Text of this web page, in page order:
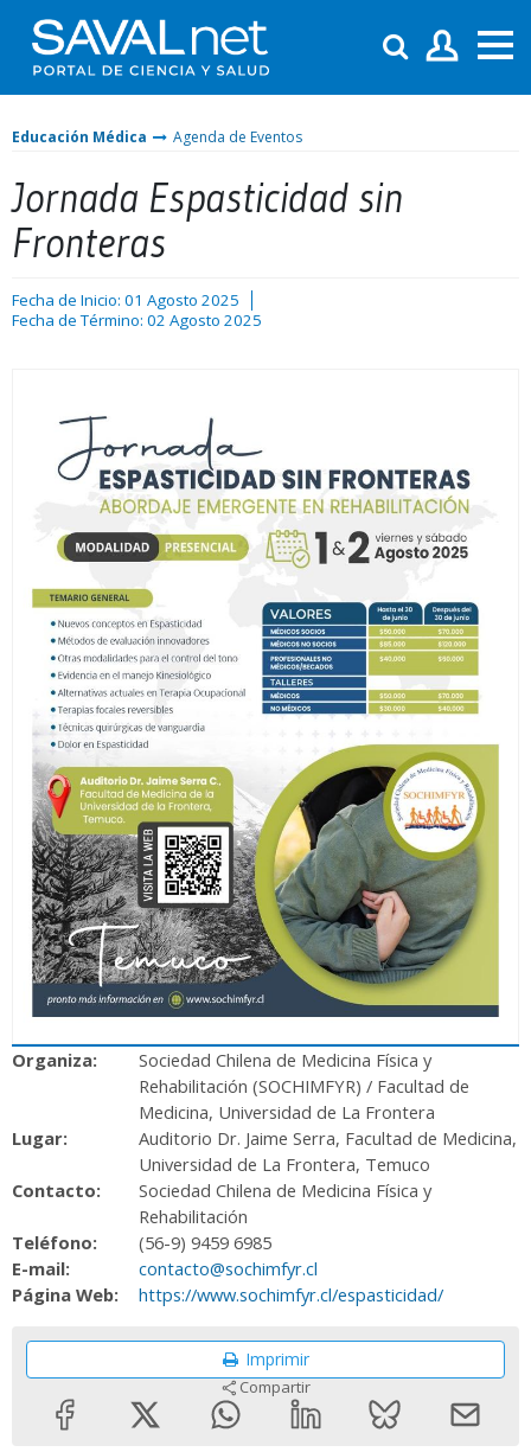
Educación Médica Agenda de Eventos
Jornada Espasticidad sin
Fronteras
Fecha de Inicio: 01 Agosto 2025
Fecha de Término: 02 Agosto 2025
Organiza:
Sociedad Chilena de Medicina Física y
Rehabilitación (SOCHIMFYR) / Facultad de
Medicina, Universidad de La Frontera
Lugar:
Auditorio Dr. Jaime Serra, Facultad de Medicina,
Universidad de La Frontera, Temuco
Contacto:
Sociedad Chilena de Medicina Física y
Rehabilitación
Teléfono:
(56-9) 9459 6985
E-mail:
contacto@sochimfyr.cl
Página Web:
https://www.sochimfyr.cl/espasticidad/
Imprimir
Compartir